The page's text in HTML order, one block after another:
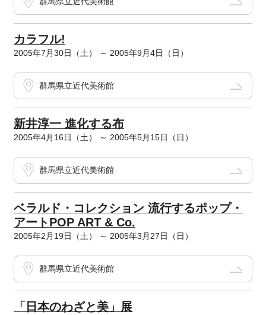
カラフル!
2005年7月30日（土） ～ 2005年9月4日（日）
群馬県立近代美術館
新井淳一 進化する布
2005年4月16日（土） ～ 2005年5月15日（日）
群馬県立近代美術館
ベラルド・コレクション 流行するポップ・
アートPOP ART & Co.
2005年2月19日（土） ～ 2005年3月27日（日）
群馬県立近代美術館
「日本のわざと美」展